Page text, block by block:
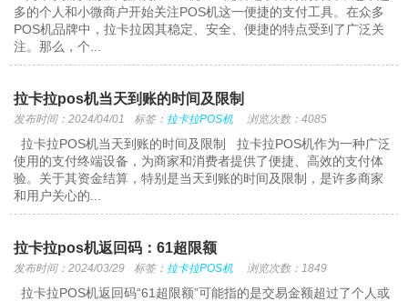
多的个人和小微商户开始关注POS机这一便捷的支付工具。在众多
POS机品牌中，拉卡拉因其稳定、安全、便捷的特点受到了广泛关
注。那么，个...
拉卡拉pos机当天到账的时间及限制
发布时间：2024/04/01 标签： 拉卡拉POS机 浏览次数：4085
拉卡拉POS机当天到账的时间及限制 拉卡拉POS机作为一种广泛
使用的支付终端设备，为商家和消费者提供了便捷、高效的支付体
验。关于其资金结算，特别是当天到账的时间及限制，是许多商家
和用户关心的...
拉卡拉pos机返回码：61超限额
发布时间：2024/03/29 标签： 拉卡拉POS机 浏览次数：1849
拉卡拉POS机返回码“61超限额”可能指的是交易金额超过了个人或